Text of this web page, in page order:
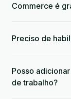
Commerce é
Preciso de
Posso
de trabalho?